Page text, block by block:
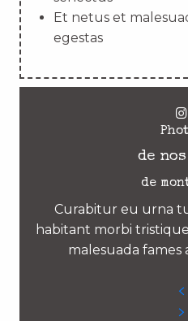
Et netus et
egestas
de
de
Curabitur eu urna
habitant morbi
malesuada fames